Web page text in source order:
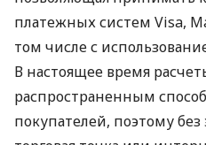
платежных систем Visa,
том числе с
В настоящее время
распространенным
покупателей, поэтому